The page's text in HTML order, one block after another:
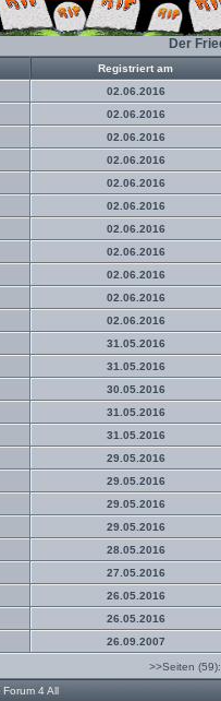
Der
Registriert am
02.06.2016
02.06.2016
02.06.2016
02.06.2016
02.06.2016
02.06.2016
02.06.2016
02.06.2016
02.06.2016
02.06.2016
02.06.2016
31.05.2016
31.05.2016
30.05.2016
31.05.2016
31.05.2016
29.05.2016
29.05.2016
29.05.2016
29.05.2016
28.05.2016
27.05.2016
26.05.2016
26.05.2016
26.09.2007
>>Seiten
Forum 4 All